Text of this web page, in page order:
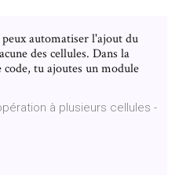
automatiser l'ajout du
des cellules. Dans la
tu ajoutes un module
à plusieurs cellules -